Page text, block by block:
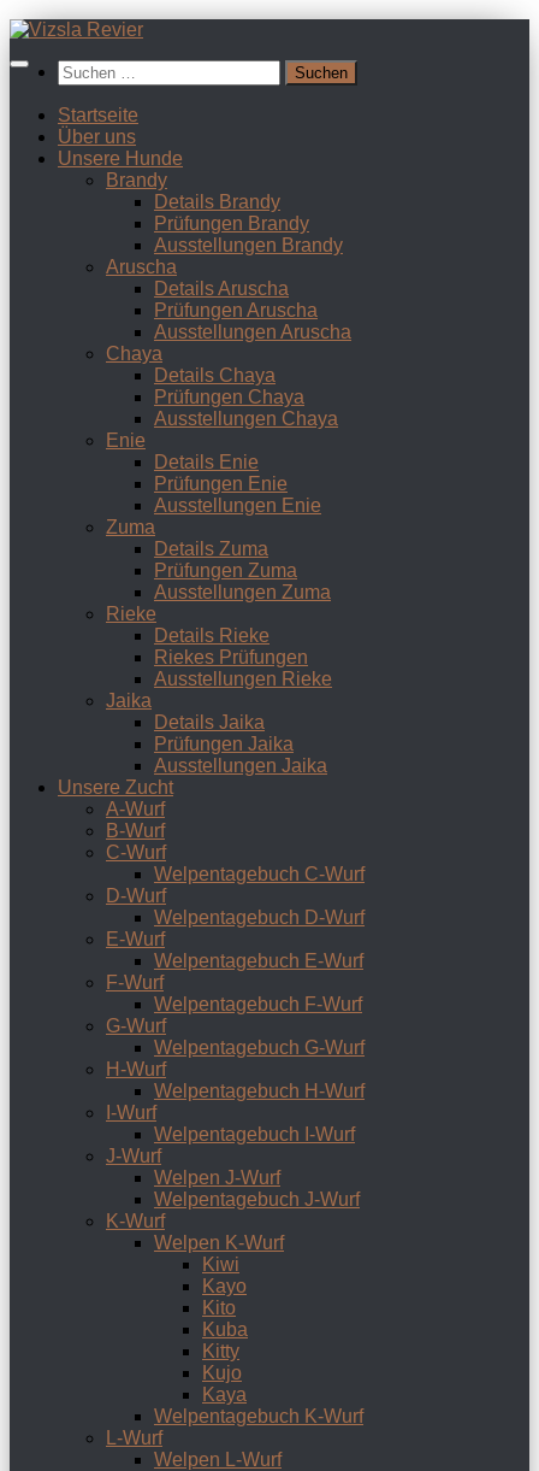
Zum
springenSuchen
nach:
Startseite
Über uns
Unsere Hunde
Brandy
Details Brandy
Prüfungen Brandy
Ausstellungen Brandy
Aruscha
Details Aruscha
Prüfungen Aruscha
Ausstellungen Aruscha
Chaya
Details Chaya
Prüfungen Chaya
Ausstellungen Chaya
Enie
Details Enie
Prüfungen Enie
Ausstellungen Enie
Zuma
Details Zuma
Prüfungen Zuma
Ausstellungen Zuma
Rieke
Details Rieke
Riekes Prüfungen
Ausstellungen Rieke
Jaika
Details Jaika
Prüfungen Jaika
Ausstellungen Jaika
Unsere Zucht
A-Wurf
B-Wurf
C-Wurf
Welpentagebuch C-Wurf
D-Wurf
Welpentagebuch D-Wurf
E-Wurf
Welpentagebuch E-Wurf
F-Wurf
Welpentagebuch F-Wurf
G-Wurf
Welpentagebuch G-Wurf
H-Wurf
Welpentagebuch H-Wurf
I-Wurf
Welpentagebuch I-Wurf
J-Wurf
Welpen J-Wurf
Welpentagebuch J-Wurf
K-Wurf
Welpen K-Wurf
Kiwi
Kayo
Kito
Kuba
Kitty
Kujo
Kaya
Welpentagebuch K-Wurf
L-Wurf
Welpen L-Wurf